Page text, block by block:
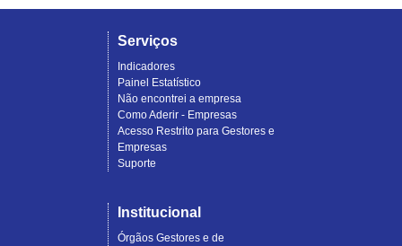
Serviços
Indicadores
Painel Estatístico
Não encontrei a empresa
Como Aderir - Empresas
Acesso Restrito para Gestores e
Empresas
Suporte
Institucional
Órgãos Gestores e de